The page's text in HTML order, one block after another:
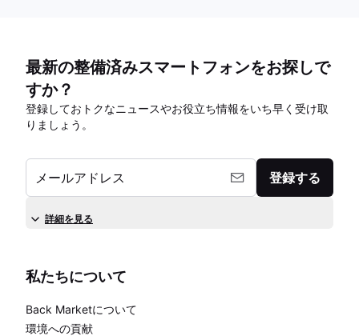
最新の整備済みスマートフォンをお探しで
すか？
登録しておトクなニュースやお役立ち情報をいち早く受け取
りましょう。
メールアドレス 登録する
詳細を見る
私たちについて
Back Marketについて
環境への貢献